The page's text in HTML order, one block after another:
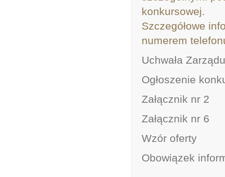
konkursowej.
Szczegółowe
numerem
Uchwała Zarządu
Ogłoszenie
Załącznik nr 2
Załącznik nr 6
Wzór oferty
Obowiązek